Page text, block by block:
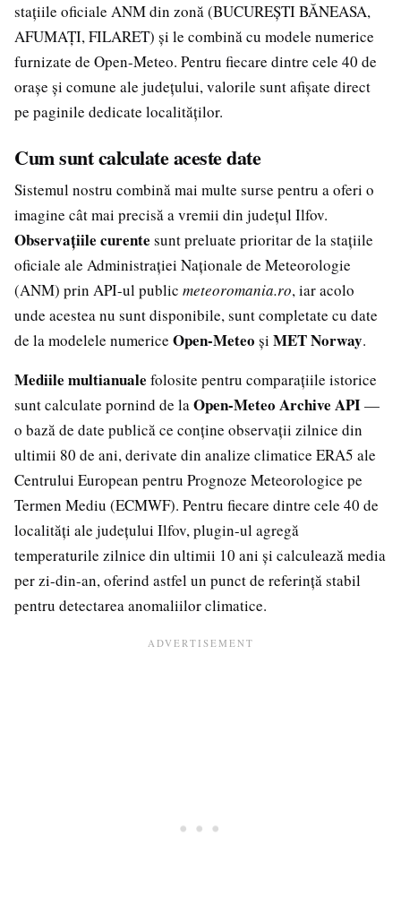
stațiile oficiale ANM din zonă (BUCUREȘTI BĂNEASA,
AFUMAȚI, FILARET) și le combină cu modele numerice
furnizate de Open-Meteo. Pentru fiecare dintre cele 40 de
orașe și comune ale județului, valorile sunt afișate direct
pe paginile dedicate localităților.
Cum sunt calculate aceste date
Sistemul nostru combină mai multe surse pentru a oferi o
imagine cât mai precisă a vremii din județul Ilfov.
Observațiile curente sunt preluate prioritar de la stațiile
oficiale ale Administrației Naționale de Meteorologie
(ANM) prin API-ul public meteoromania.ro, iar acolo
unde acestea nu sunt disponibile, sunt completate cu date
de la modelele numerice Open-Meteo și MET Norway.
Mediile multianuale folosite pentru comparațiile istorice
sunt calculate pornind de laOpen-Meteo Archive API—
o bază de date publică ce conține observații zilnice din
ultimii 80 de ani, derivate din analize climatice ERA5 ale
Centrului European pentru Prognoze Meteorologice pe
Termen Mediu (ECMWF). Pentru fiecare dintre cele 40 de
localități ale județului Ilfov, plugin-ul agregă
temperaturile zilnice din ultimii 10 ani și calculează media
per zi-din-an, oferind astfel un punct de referință stabil
pentru detectarea anomaliilor climatice.